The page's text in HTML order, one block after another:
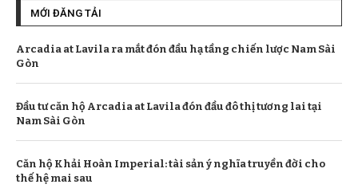
MỚI ĐĂNG TẢI
Arcadia at Lavila ra mắt đón đầu hạ tầng chiến lược Nam Sài
Gòn
Đầu tư căn hộ Arcadia at Lavila đón đầu đô thị tương lai tại
Nam Sài Gòn
Căn hộ Khải Hoàn Imperial: tài sản ý nghĩa truyền đời cho
thế hệ mai sau